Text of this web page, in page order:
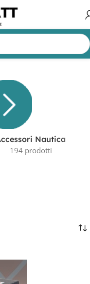
di 2 risultati
Nautica
194 prodotti